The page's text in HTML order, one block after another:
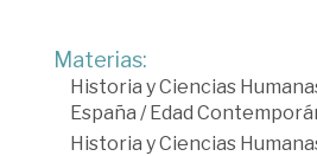
Materias:
Historia y Ciencias
España /Edad
Historia y Ciencias